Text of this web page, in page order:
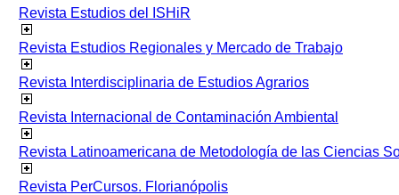
Revista Estudios del ISHiR
Revista Estudios Regionales y Mercado de Trabajo
Revista Interdisciplinaria de Estudios Agrarios
Revista Internacional de Contaminación Ambiental
Revista Latinoamericana de Metodología de las Ciencias
Revista PerCursos. Florianópolis